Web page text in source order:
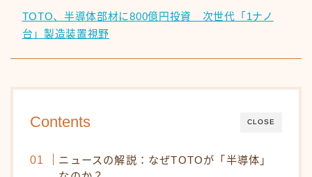
TOTO、半導体部材に800億円投資 次世代「1ナノ
台」製造装置視野
CLOSE
Contents
ニュースの解説：なぜTOTOが「半導体」